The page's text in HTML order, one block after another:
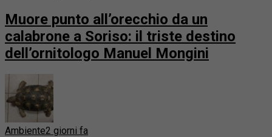
Muore punto all’orecchio da un
calabrone a Soriso: il triste destino
dell’ornitologo Manuel Mongini
Ambiente2 giorni fa